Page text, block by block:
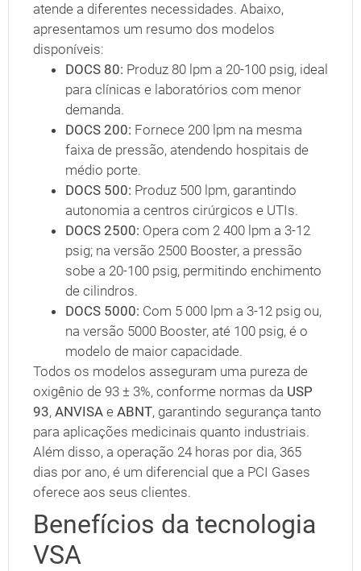
atende a diferentes necessidades. Abaixo,
apresentamos um resumo dos modelos
disponíveis:
DOCS 80: Produz 80 lpm a 20-100 psig, ideal
para clínicas e laboratórios com menor
demanda.
DOCS 200: Fornece 200 lpm na mesma
faixa de pressão, atendendo hospitais de
médio porte.
DOCS 500: Produz 500 lpm, garantindo
autonomia a centros cirúrgicos e UTIs.
DOCS 2500: Opera com 2 400 lpm a 3-12
psig; na versão 2500 Booster, a pressão
sobe a 20-100 psig, permitindo enchimento
de cilindros.
DOCS 5000: Com 5 000 lpm a 3-12 psig ou,
na versão 5000 Booster, até 100 psig, é o
modelo de maior capacidade.
Todos os modelos asseguram uma pureza de
oxigênio de 93 ± 3%, conforme normas da USP
93, ANVISA e ABNT, garantindo segurança tanto
para aplicações medicinais quanto industriais.
Além disso, a operação 24 horas por dia, 365
dias por ano, é um diferencial que a PCI Gases
oferece aos seus clientes.
Benefícios da tecnologia
VSA